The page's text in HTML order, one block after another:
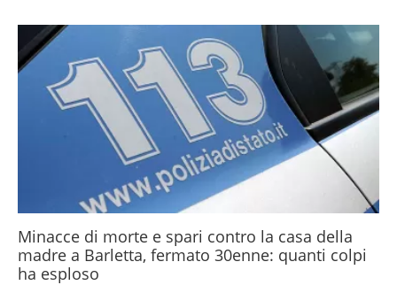
Minacce di morte e spari contro la casa della
madre a Barletta, fermato 30enne: quanti colpi
ha esploso